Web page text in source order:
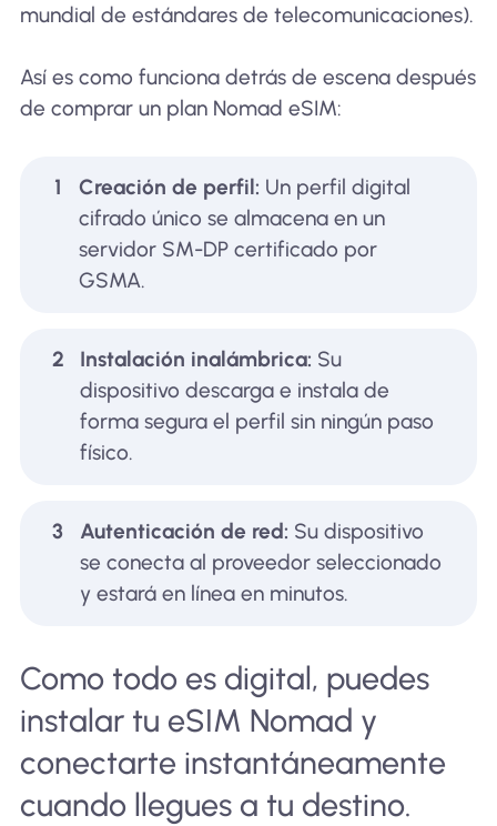
mundial de estándares de telecomunicaciones).
Así es como funciona detrás de escena después
de comprar un plan Nomad eSIM:
1 Creación de perfil: Un perfil digital
cifrado único se almacena en un
servidor SM-DP certificado por
GSMA.
2 Instalación inalámbrica: Su
dispositivo descarga e instala de
forma segura el perfil sin ningún paso
físico.
3 Autenticación de red: Su dispositivo
se conecta al proveedor seleccionado
y estará en línea en minutos.
Como todo es digital, puedes
instalar tu eSIM Nomad y
conectarte instantáneamente
cuando llegues a tu destino.